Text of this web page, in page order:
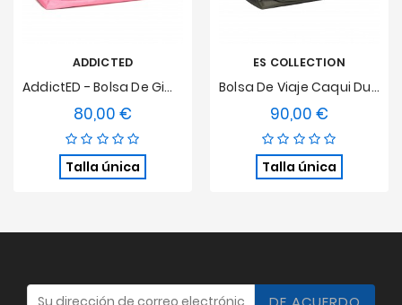
ADDICTED
AddictED - Bolsa De Gimnasio Rosa
80,00 €
Talla única
ES COLLECTION
Bolsa De Viaje Caqui Durante La Noche
90,00 €
Talla única